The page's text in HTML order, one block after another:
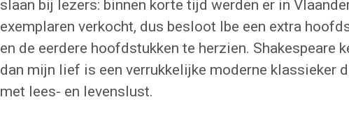
slaan bij lezers: binnen korte tijd werden er in
exemplaren verkocht, dus besloot Ibe een extra
en de eerdere hoofdstukken te herzien. Shakespeare
dan mijn lief is een verrukkelijke moderne klassieker
met lees- en levenslust.